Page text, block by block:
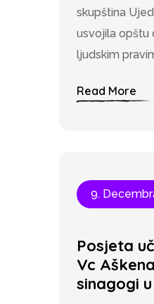
skupština
usvojila opštu
ljudskim
Read More
9.
Posjeta
Vc
sinagogi